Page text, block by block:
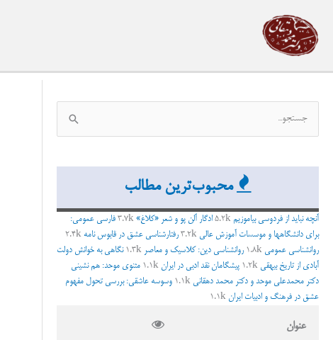
محتوا
ب
ر
ا
ی
محبوب‌ترین مطالب
آنچه نباید از فردوسی بیاموزیم ادگار آلن پو و شعر «کلاغ»
فارسی عمومی:
برای دانشگاهها و موسسات آموزش عالی
رفتارشناسی عشق در قابوس نامه
روانشناسی عمومی
روانشناسی دین: کلاسیک و معاصر
نگاهی به خوانش دولت
آبادی از تاریخ بیهقی
پیشگامان نقد ادبی در ایران
مثنوی موحد: هم نشینی
دکتر محمدعلی موحد و دکتر محمد دهقانی
وسوسه عاشقی: بررسی تحول مفهوم
عشق در فرهنگ و ادبیات ایران
عنوان